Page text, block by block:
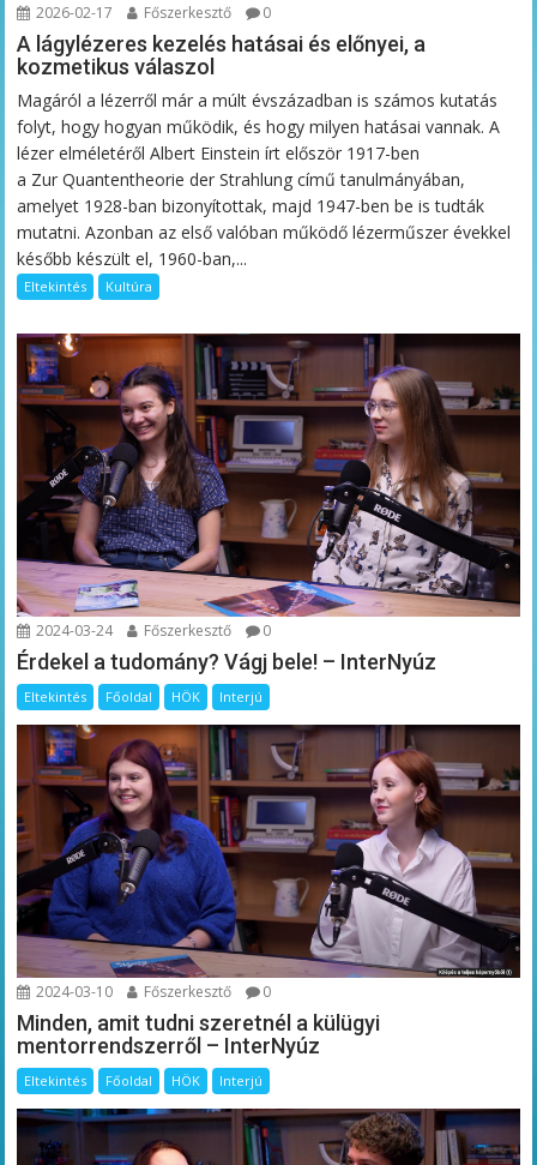
2026-02-17 Főszerkesztő 0
A lágylézeres kezelés hatásai és előnyei, a
kozmetikus válaszol
Magáról a lézerről már a múlt évszázadban is számos kutatás
folyt, hogy hogyan működik, és hogy milyen hatásai vannak. A
lézer elméletéről Albert Einstein írt először 1917-ben
a Zur Quantentheorie der Strahlung című tanulmányában,
amelyet 1928-ban bizonyítottak, majd 1947-ben be is tudták
mutatni. Azonban az első valóban működő lézerműszer évekkel
később készült el, 1960-ban,...
Eltekintés Kultúra
2024-03-24 Főszerkesztő 0
Érdekel a tudomány? Vágj bele! – InterNyúz
Eltekintés Főoldal HÖK Interjú
2024-03-10 Főszerkesztő 0
Minden, amit tudni szeretnél a külügyi
mentorrendszerről – InterNyúz
Eltekintés Főoldal HÖK Interjú